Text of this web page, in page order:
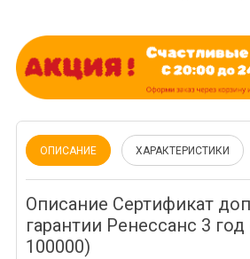
ОПИСАНИЕ ХАРАКТЕРИСТИКИ
Описание Сертификат
гарантии Ренессанс 3
100000)